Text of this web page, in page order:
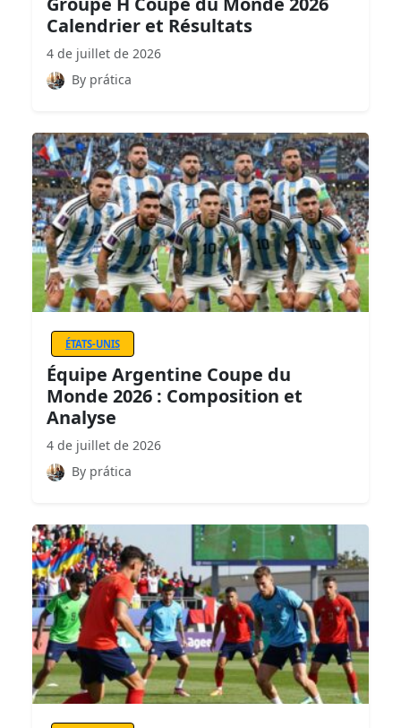
Calendrier et Résultats
4 de juillet de 2026
By prática
ÉTATS-UNIS
Équipe Argentine Coupe du
Monde 2026 : Composition et
Analyse
4 de juillet de 2026
By prática